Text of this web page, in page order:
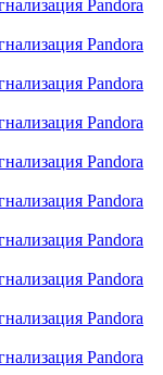
Pandora
Pandora
Pandora
Pandora
Pandora
Pandora
Pandora
Pandora
Pandora
Pandora